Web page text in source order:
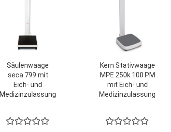
Säulenwaage
seca 799 mit
Eich- und
Medizinzulassung
Kern Stativwaage
MPE 250k 100 PM
mit Eich- und
Medizinzulassung